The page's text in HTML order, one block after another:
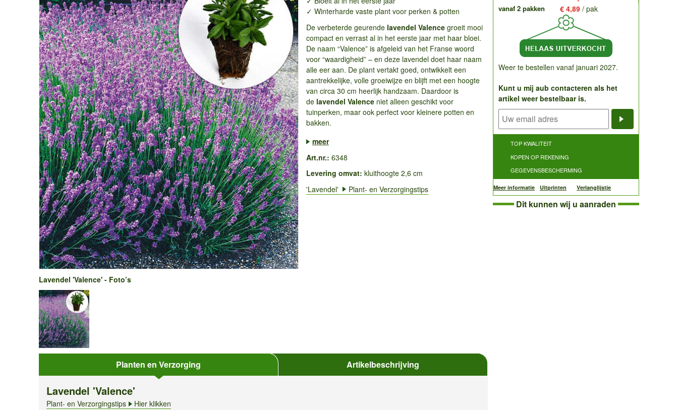
✓ Winterharde vaste plant voor perken & potten
De verbeterde geurende lavendel Valence groeit mooi
compact en verrast al in het eerste jaar met haar bloei.
De naam “Valence” is afgeleid van het Franse woord
voor “waardigheid” – en deze lavendel doet haar naam
alle eer aan. De plant vertakt goed, ontwikkelt een
aantrekkelijke, volle groeiwijze en blijft met een hoogte
van circa 30 cm heerlijk handzaam. Daardoor is
de lavendel Valenceniet alleen geschikt voor
tuinperken, maar ook perfect voor kleinere potten en
bakken.
... meer
Art.nr.: 6348
Levering omvat: kluithoogte 2,6 cm
'Lavendel'
Plant- en Verzorgingstips
Lavendel 'Valence' - Foto’s
Planten en Verzorging Artikelbeschrijving
Lavendel 'Valence'
Plant- en Verzorgingstips Hier klikken
vanaf 2 pakken € 4,89 / pak
Weer te bestellen vanaf januari 2027.
Kunt u mij aub contacteren als het
artikel weer bestelbaar is.
TOP KWALITEIT
KOPEN OP REKENING
GEGEVENSBESCHERMING
Meer informatie Uitprinten Verlanglijstje
Dit kunnen wij u aanraden